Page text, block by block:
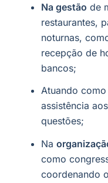
Na gestão de
restaurantes,
noturnas,
recepção de
bancos;
Atuando como
assistência
questões;
Na
como
coordenando